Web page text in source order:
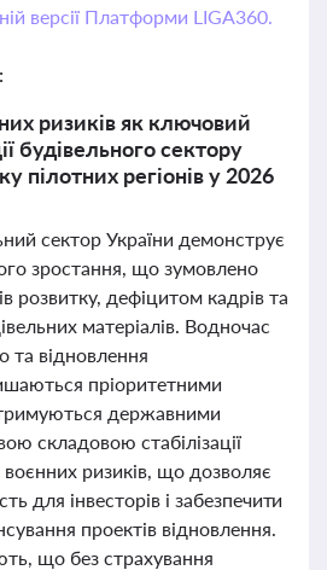
версії Платформи LIGA360.
ризиків як ключовий
будівельного сектору
пілотних регіонів у 2026
сектор України демонструє
зростання, що зумовлено
розвитку, дефіцитом кадрів та
матеріалів. Водночас
та відновлення
пріоритетними
державними
складовою стабілізації
воєнних ризиків, що дозволяє
для інвесторів і забезпечити
проектів відновлення.
що без страхування